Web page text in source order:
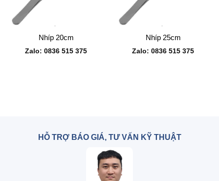
Nhíp 20cm
Zalo: 0836 515 375
Nhíp 25cm
Zalo: 0836 515 375
HỖ TRỢ BÁO GIÁ, TƯ VẤN KỸ THUẬT